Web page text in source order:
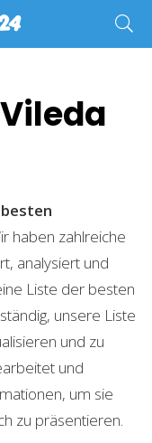
haben zahlreiche
analysiert und
Liste der besten
unsere Liste
und zu
und
um sie
zu präsentieren.